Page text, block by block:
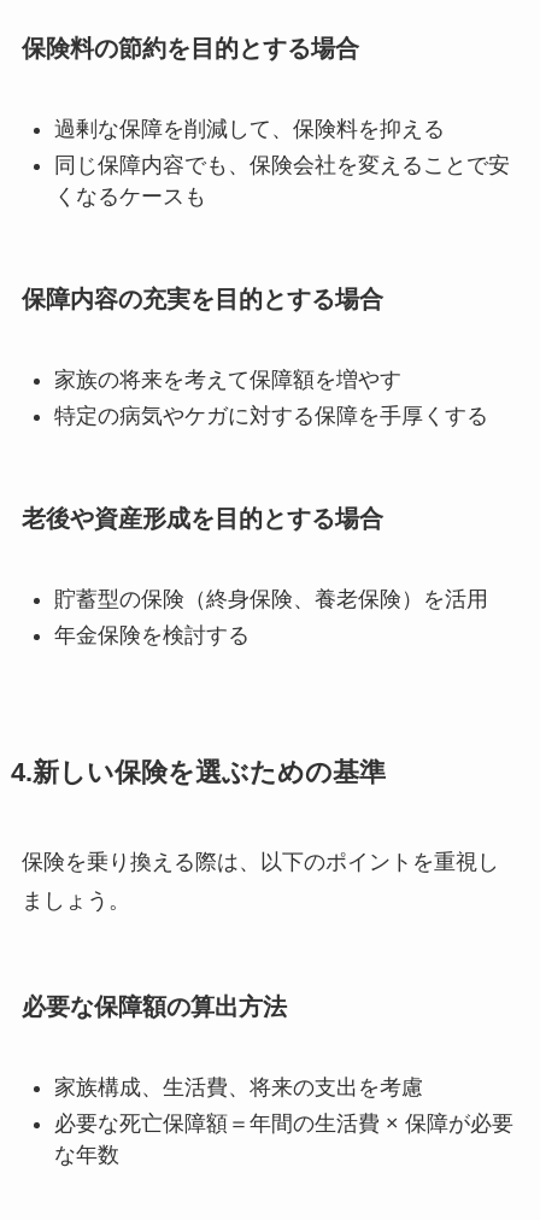
保険料の節約を目的とする場合
過剰な保障を削減して、保険料を抑える
同じ保障内容でも、保険会社を変えることで安
くなるケースも
保障内容の充実を目的とする場合
家族の将来を考えて保障額を増やす
特定の病気やケガに対する保障を手厚くする
老後や資産形成を目的とする場合
貯蓄型の保険（終身保険、養老保険）を活用
年金保険を検討する
4.新しい保険を選ぶための基準
保険を乗り換える際は、以下のポイントを重視し
ましょう。
必要な保障額の算出方法
家族構成、生活費、将来の支出を考慮
必要な死亡保障額＝年間の生活費 × 保障が必要
な年数